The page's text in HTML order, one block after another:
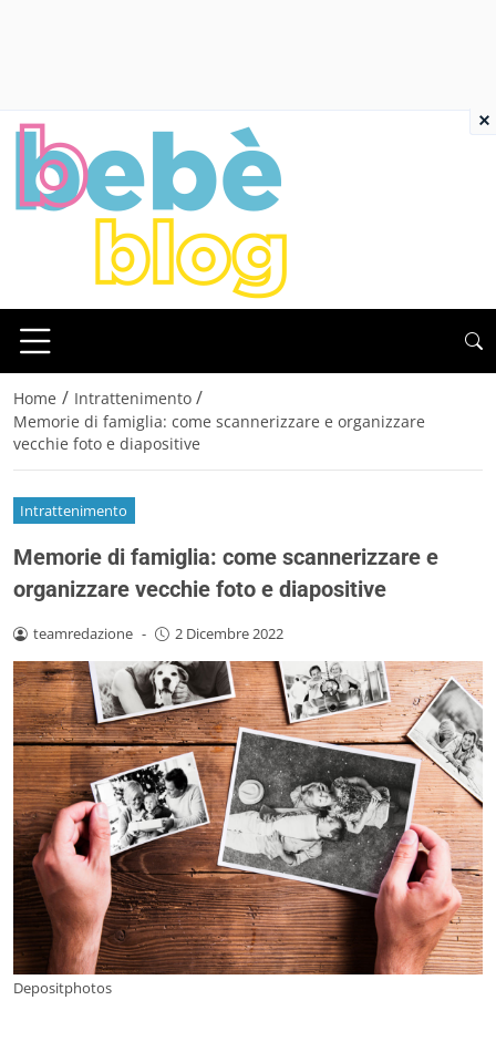
Home / Intrattenimento /
Memorie di famiglia: come scannerizzare e organizzare
vecchie foto e diapositive
Intrattenimento
Memorie di famiglia: come scannerizzare e
organizzare vecchie foto e diapositive
teamredazione - 2 Dicembre 2022
Depositphotos
×